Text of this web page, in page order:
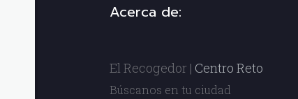
Acerca de:
El Recogedor | Centro Reto
Búscanos en tu ciudad